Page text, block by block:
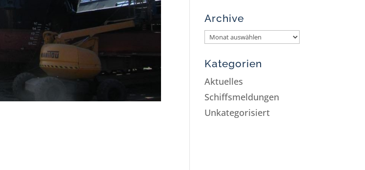
Archive
Kategorien
Aktuelles
Schiffsmeldungen
Unkategorisiert